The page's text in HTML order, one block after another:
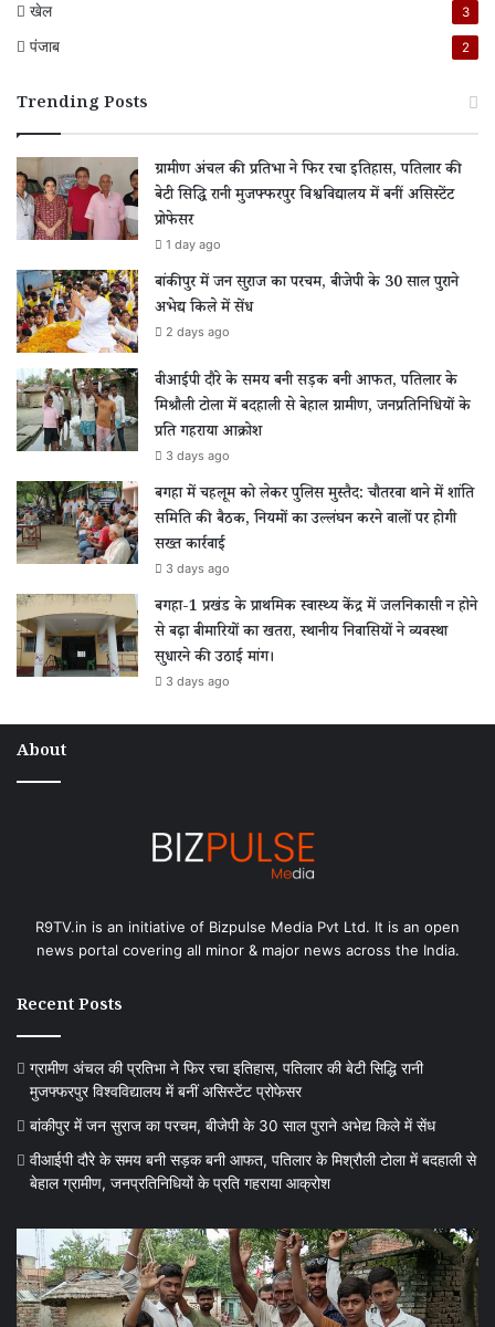
खेल 3
पंजाब 2
Trending Posts
ग्रामीण अंचल की प्रतिभा ने फिर रचा इतिहास, पतिलार की
बेटी सिद्धि रानी मुजफ्फरपुर विश्वविद्यालय में बनीं असिस्टेंट
प्रोफेसर
1 day ago
बांकीपुर में जन सुराज का परचम, बीजेपी के 30 साल पुराने
अभेद्य किले में सेंध
2 days ago
वीआईपी दौरे के समय बनी सड़क बनी आफत, पतिलार के
मिश्रौली टोला में बदहाली से बेहाल ग्रामीण, जनप्रतिनिधियों के
प्रति गहराया आक्रोश
3 days ago
बगहा में चहलूम को लेकर पुलिस मुस्तैद: चौतरवा थाने में शांति
समिति की बैठक, नियमों का उल्लंघन करने वालों पर होगी
सख्त कार्रवाई
3 days ago
बगहा-1 प्रखंड के प्राथमिक स्वास्थ्य केंद्र में जलनिकासी न होने
से बढ़ा बीमारियों का खतरा, स्थानीय निवासियों ने व्यवस्था
सुधारने की उठाई मांग।
3 days ago
About
R9TV.in is an initiative of Bizpulse Media Pvt Ltd. It is an open
news portal covering all minor & major news across the India.
Recent Posts
ग्रामीण अंचल की प्रतिभा ने फिर रचा इतिहास, पतिलार की बेटी सिद्धि रानी
मुजफ्फरपुर विश्वविद्यालय में बनीं असिस्टेंट प्रोफेसर
बांकीपुर में जन सुराज का परचम, बीजेपी के 30 साल पुराने अभेद्य किले में सेंध
वीआईपी दौरे के समय बनी सड़क बनी आफत, पतिलार के मिश्रौली टोला में बदहाली से
बेहाल ग्रामीण, जनप्रतिनिधियों के प्रति गहराया आक्रोश
वीआईपी
दौरे
के
समय